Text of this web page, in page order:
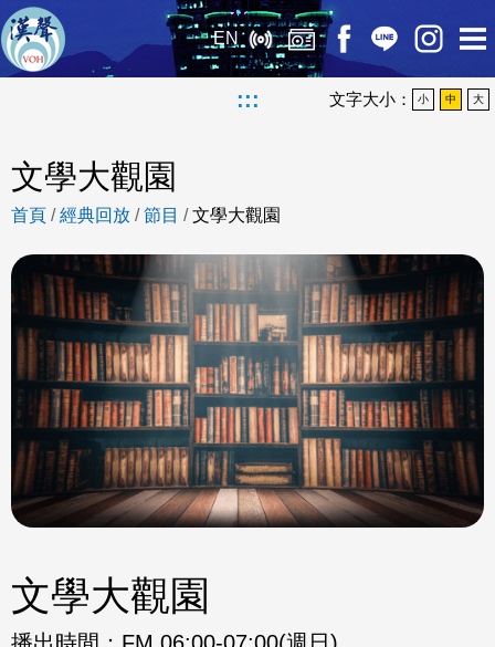
EN
::: 文字大小： 小 中 大
文學大觀園
首頁 /經典回放 /節目 /文學大觀園
文學大觀園